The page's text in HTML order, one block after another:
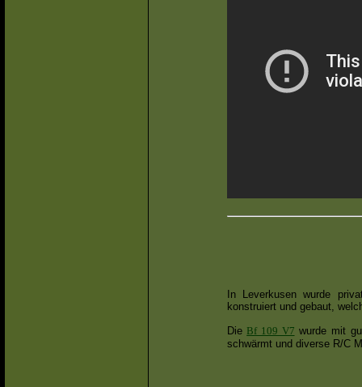
In Leverkusen wurde
konstruiert und gebaut,
Die Bf 109 V7 wurde mit
schwärmt und diverse R/C